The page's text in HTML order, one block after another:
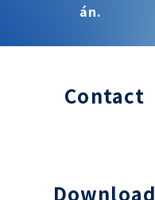
án.
Contact
Download